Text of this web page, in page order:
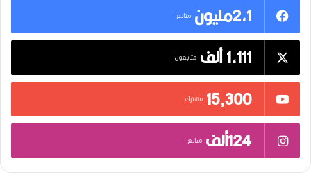
2,1مليون
متابع
1,111 ألف متابعون
15٬300 مشترك
124ألف متابع